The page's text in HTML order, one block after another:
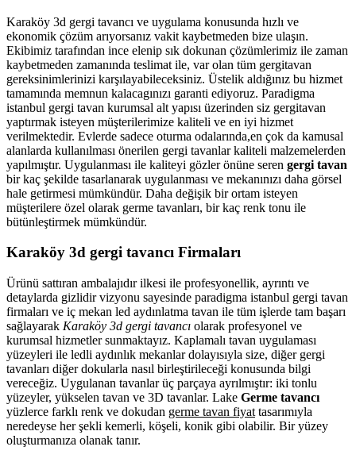
Karaköy 3d gergi tavancı ve uygulama konusunda hızlı ve
ekonomik çözüm arıyorsanız vakit kaybetmeden bize ulaşın.
Ekibimiz tarafından ince elenip sık dokunan çözümlerimiz ile zaman
kaybetmeden zamanında teslimat ile, var olan tüm gergitavan
gereksinimlerinizi karşılayabileceksiniz. Üstelik aldığınız bu hizmet
tamamında memnun kalacagınızı garanti ediyoruz. Paradigma
istanbul gergi tavan kurumsal alt yapısı üzerinden siz gergitavan
yaptırmak isteyen müşterilerimize kaliteli ve en iyi hizmet
verilmektedir. Evlerde sadece oturma odalarında,en çok da kamusal
alanlarda kullanılması önerilen gergi tavanlar kaliteli malzemelerden
yapılmıştır. Uygulanması ile kaliteyi gözler önüne seren gergi tavan
bir kaç şekilde tasarlanarak uygulanması ve mekanınızı daha görsel
hale getirmesi mümkündür. Daha değişik bir ortam isteyen
müşterilere özel olarak germe tavanları, bir kaç renk tonu ile
bütünleştirmek mümkündür.
Karaköy 3d gergi tavancı Firmaları
Ürünü sattıran ambalajıdır ilkesi ile profesyonellik, ayrıntı ve
detaylarda gizlidir vizyonu sayesinde paradigma istanbul gergi tavan
firmaları ve iç mekan led aydınlatma tavan ile tüm işlerde tam başarı
sağlayarak Karaköy 3d gergi tavancı olarak profesyonel ve
kurumsal hizmetler sunmaktayız. Kaplamalı tavan uygulaması
yüzeyleri ile ledli aydınlık mekanlar dolayısıyla size, diğer gergi
tavanları diğer dokularla nasıl birleştirileceği konusunda bilgi
vereceğiz. Uygulanan tavanlar üç parçaya ayrılmıştır: iki tonlu
yüzeyler, yükselen tavan ve 3D tavanlar. Lake Germe tavancı
yüzlerce farklı renk ve dokudan germe tavan fiyat tasarımıyla
neredeyse her şekli kemerli, köşeli, konik gibi olabilir. Bir yüzey
oluşturmanıza olanak tanır.